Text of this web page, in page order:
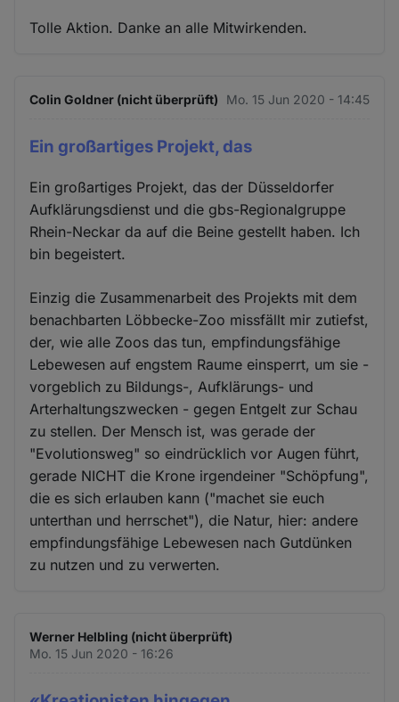
Tolle Aktion. Danke an alle Mitwirkenden.
Colin Goldner (nicht überprüft) Mo. 15 Jun 2020 - 14:45
Ein großartiges Projekt, das
Ein großartiges Projekt, das der Düsseldorfer
Aufklärungsdienst und die gbs-Regionalgruppe
Rhein-Neckar da auf die Beine gestellt haben. Ich
bin begeistert.
Einzig die Zusammenarbeit des Projekts mit dem
benachbarten Löbbecke-Zoo missfällt mir zutiefst,
der, wie alle Zoos das tun, empfindungsfähige
Lebewesen auf engstem Raume einsperrt, um sie -
vorgeblich zu Bildungs-, Aufklärungs- und
Arterhaltungszwecken - gegen Entgelt zur Schau
zu stellen. Der Mensch ist, was gerade der
"Evolutionsweg" so eindrücklich vor Augen führt,
gerade NICHT die Krone irgendeiner "Schöpfung",
die es sich erlauben kann ("machet sie euch
unterthan und herrschet"), die Natur, hier: andere
empfindungsfähige Lebewesen nach Gutdünken
zu nutzen und zu verwerten.
Werner Helbling (nicht überprüft)
Mo. 15 Jun 2020 - 16:26